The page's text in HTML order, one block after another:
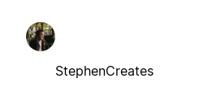
StephenCreates